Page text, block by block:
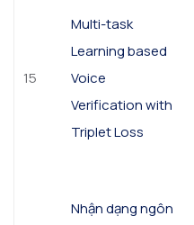
15
Multi-task
Learning based
Voice
Verification with
Triplet Loss
Nhận dạng ngôn